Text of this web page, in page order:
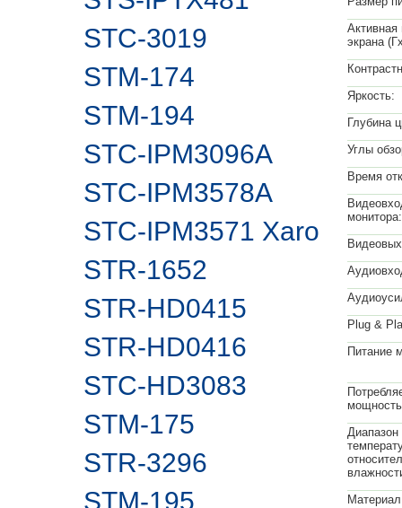
STC-3019
STM-174
STM-194
STC-IPM3096A
STC-IPM3578A
STC-IPM3571 Xaro
STR-1652
STR-HD0415
STR-HD0416
STC-HD3083
STM-175
STR-3296
STM-195
экрана
Яркость:
Глубина
Углы
Время
монитора:
Plug &
Питание
мощность
Диапазон